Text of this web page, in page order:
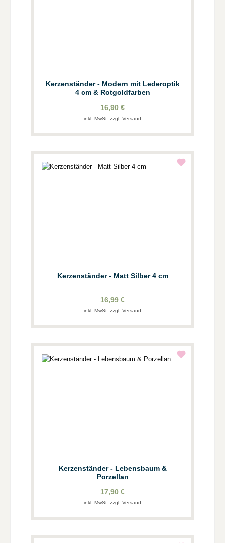
Kerzenständer - Modern mit Lederoptik
4 cm & Rotgoldfarben
16,90 €
inkl. MwSt. zzgl. Versand
Kerzenständer - Matt Silber 4 cm
16,99 €
inkl. MwSt. zzgl. Versand
Kerzenständer - Lebensbaum &
Porzellan
17,90 €
inkl. MwSt. zzgl. Versand